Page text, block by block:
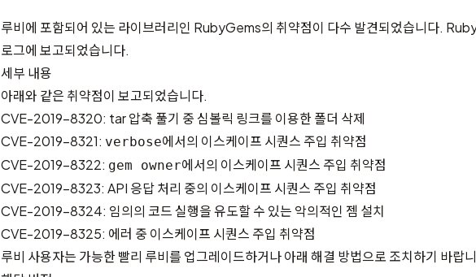
루비에 포함되어 있는 라이브러리인 RubyGems의 취약점이 다수 발견되었습니다.
로그에 보고되었습니다.
세부 내용
아래와 같은 취약점이 보고되었습니다.
CVE-2019-8320: tar 압축 풀기 중 심볼릭 링크를 이용한 폴더 삭제
CVE-2019-8321: verbose에서의 이스케이프 시퀀스 주입 취약점
CVE-2019-8322: gem owner에서의 이스케이프 시퀀스 주입 취약점
CVE-2019-8323: API 응답 처리 중의 이스케이프 시퀀스 주입 취약점
CVE-2019-8324: 임의의 코드 실행을 유도할 수 있는 악의적인 젬 설치
CVE-2019-8325: 에러 중 이스케이프 시퀀스 주입 취약점
루비 사용자는 가능한 빨리 루비를 업그레이드하거나 아래 해결 방법으로 조치하기 바랍